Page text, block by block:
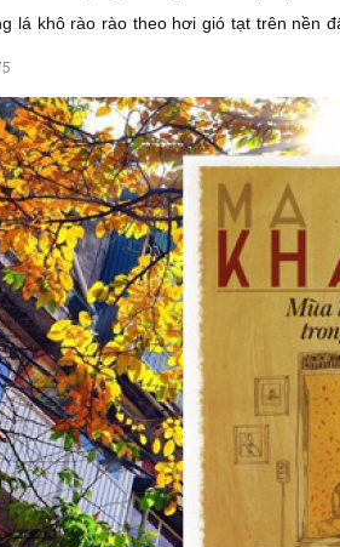
lá khô rào rào theo hơi gió tạt trên nền